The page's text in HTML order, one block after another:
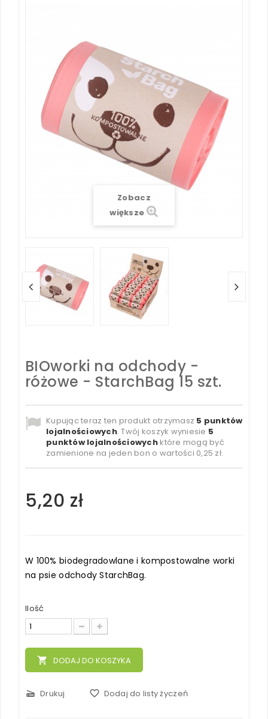
Zobacz
większe
BIOworki na odchody -
różowe - StarchBag 15 szt.
Kupując teraz ten produkt otrzymasz 5 punktów
lojalnościowych. Twój koszyk wyniesie 5
punktów lojalnościowychktóre mogą być
zamienione na jeden bon o wartości 0,25 zł.
5,20 zł
W 100% biodegradowlane i kompostowalne worki
na psie odchody StarchBag.
Ilość
local_grocery_store DODAJ DO KOSZYKA
scanner Drukuj favorite_border Dodaj do listy życzeń